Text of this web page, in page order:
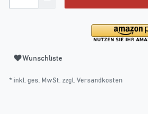
Wunschliste
* inkl. ges. MwSt. zzgl. Versandkosten